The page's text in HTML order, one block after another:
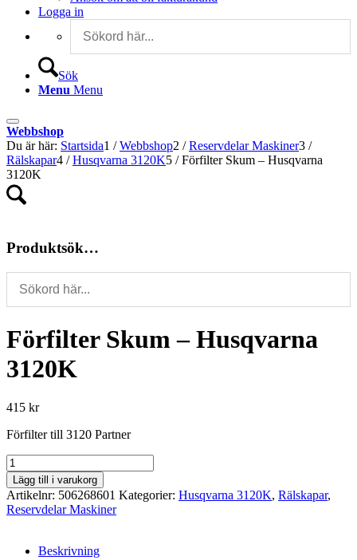
Logga in
Sök
Menu Menu
Webbshop
Du är här: Startsida1 / Webbshop2 / Reservdelar Maskiner3 /
Rälskapar4 / Husqvarna 3120K5 / Förfilter Skum – Husqvarna
3120K
Produktsök…
Förfilter Skum – Husqvarna
3120K
415 kr
Förfilter till 3120 Partner
Förfilter
Skum
-
Husqvarna
3120K
Lägg till i varukorg
Artikelnr: 506268601 Kategorier: Husqvarna 3120K, Rälskapar,
Reservdelar Maskiner
Beskrivning